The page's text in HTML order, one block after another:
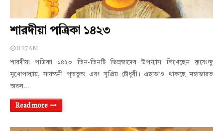
শারদীয়া পত্রিকা ১৪২৩
8:27 AM
শারদীয়া পত্রিকা ১৪২৩ তিন-তিনটি ভিন্নস্বাদের উপন্যাস লিখেছেন কৃষ্ণেন্দু
মুখোপাধ্যায়, সায়ন্তনী পূততুন্ড এবং সুপ্রিয় চৌধুরী। এছাড়াও থাকছে মহাভারত
অবল…
Read more